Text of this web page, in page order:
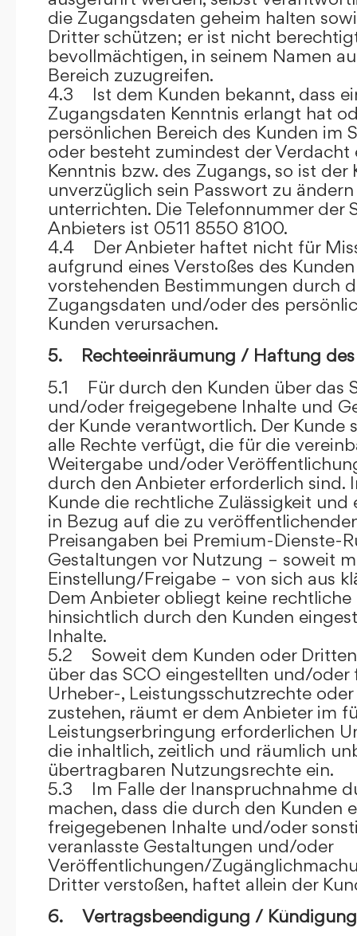
die Zugangsdaten geheim halten
Dritter schützen; er ist nicht
bevollmächtigen, in seinem Namen
Bereich zuzugreifen.
4.3 Ist dem Kunden bekannt, dass
Zugangsdaten Kenntnis erlangt hat
persönlichen Bereich des Kunden im
oder besteht zumindest der Verdacht
Kenntnis bzw. des Zugangs, so ist
unverzüglich sein Passwort zu
unterrichten. Die Telefonnummer der
Anbieters ist 0511 8550 8100.
4.4 Der Anbieter haftet nicht für
aufgrund eines Verstoßes des
vorstehenden Bestimmungen durch
Zugangsdaten und/oder des
Kunden verursachen.
5. Rechteeinräumung / Haftung des
5.1 Für durch den Kunden über das
und/oder freigegebene Inhalte und
der Kunde verantwortlich. Der Kunde
alle Rechte verfügt, die für die
Weitergabe und/oder
durch den Anbieter erforderlich sind.
Kunde die rechtliche Zulässigkeit
in Bezug auf die zu
Preisangaben bei Premium-Dienste-
Gestaltungen vor Nutzung – soweit
Einstellung/Freigabe – von sich aus
Dem Anbieter obliegt keine
hinsichtlich durch den Kunden
Inhalte.
5.2 Soweit dem Kunden oder
über das SCO eingestellten und/
Urheber-, Leistungsschutzrechte
zustehen, räumt er dem Anbieter im
Leistungserbringung erforderlichen
die inhaltlich, zeitlich und räumlich
übertragbaren Nutzungsrechte ein.
5.3 Im Falle der Inanspruchnahme
machen, dass die durch den Kunden
freigegebenen Inhalte und/oder
veranlasste Gestaltungen und/oder
Veröffentlichungen/
Dritter verstoßen, haftet allein der
6. Vertragsbeendigung / Kündigung